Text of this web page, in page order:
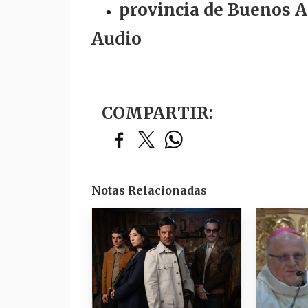
provincia de Buenos
Audio
COMPARTIR:
Notas Relacionadas